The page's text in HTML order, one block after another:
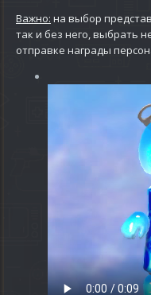
Важно: на выбор
так и без него, выбрать
отправке награды